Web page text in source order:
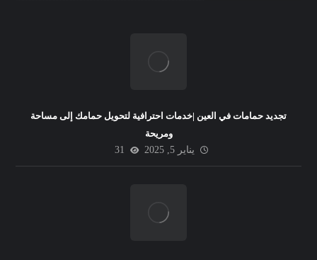
تجديد حمامات في العين |خدمات احترافية لتحويل حمامك إلى مساحة
ومريحة
يناير 5, 2025
31